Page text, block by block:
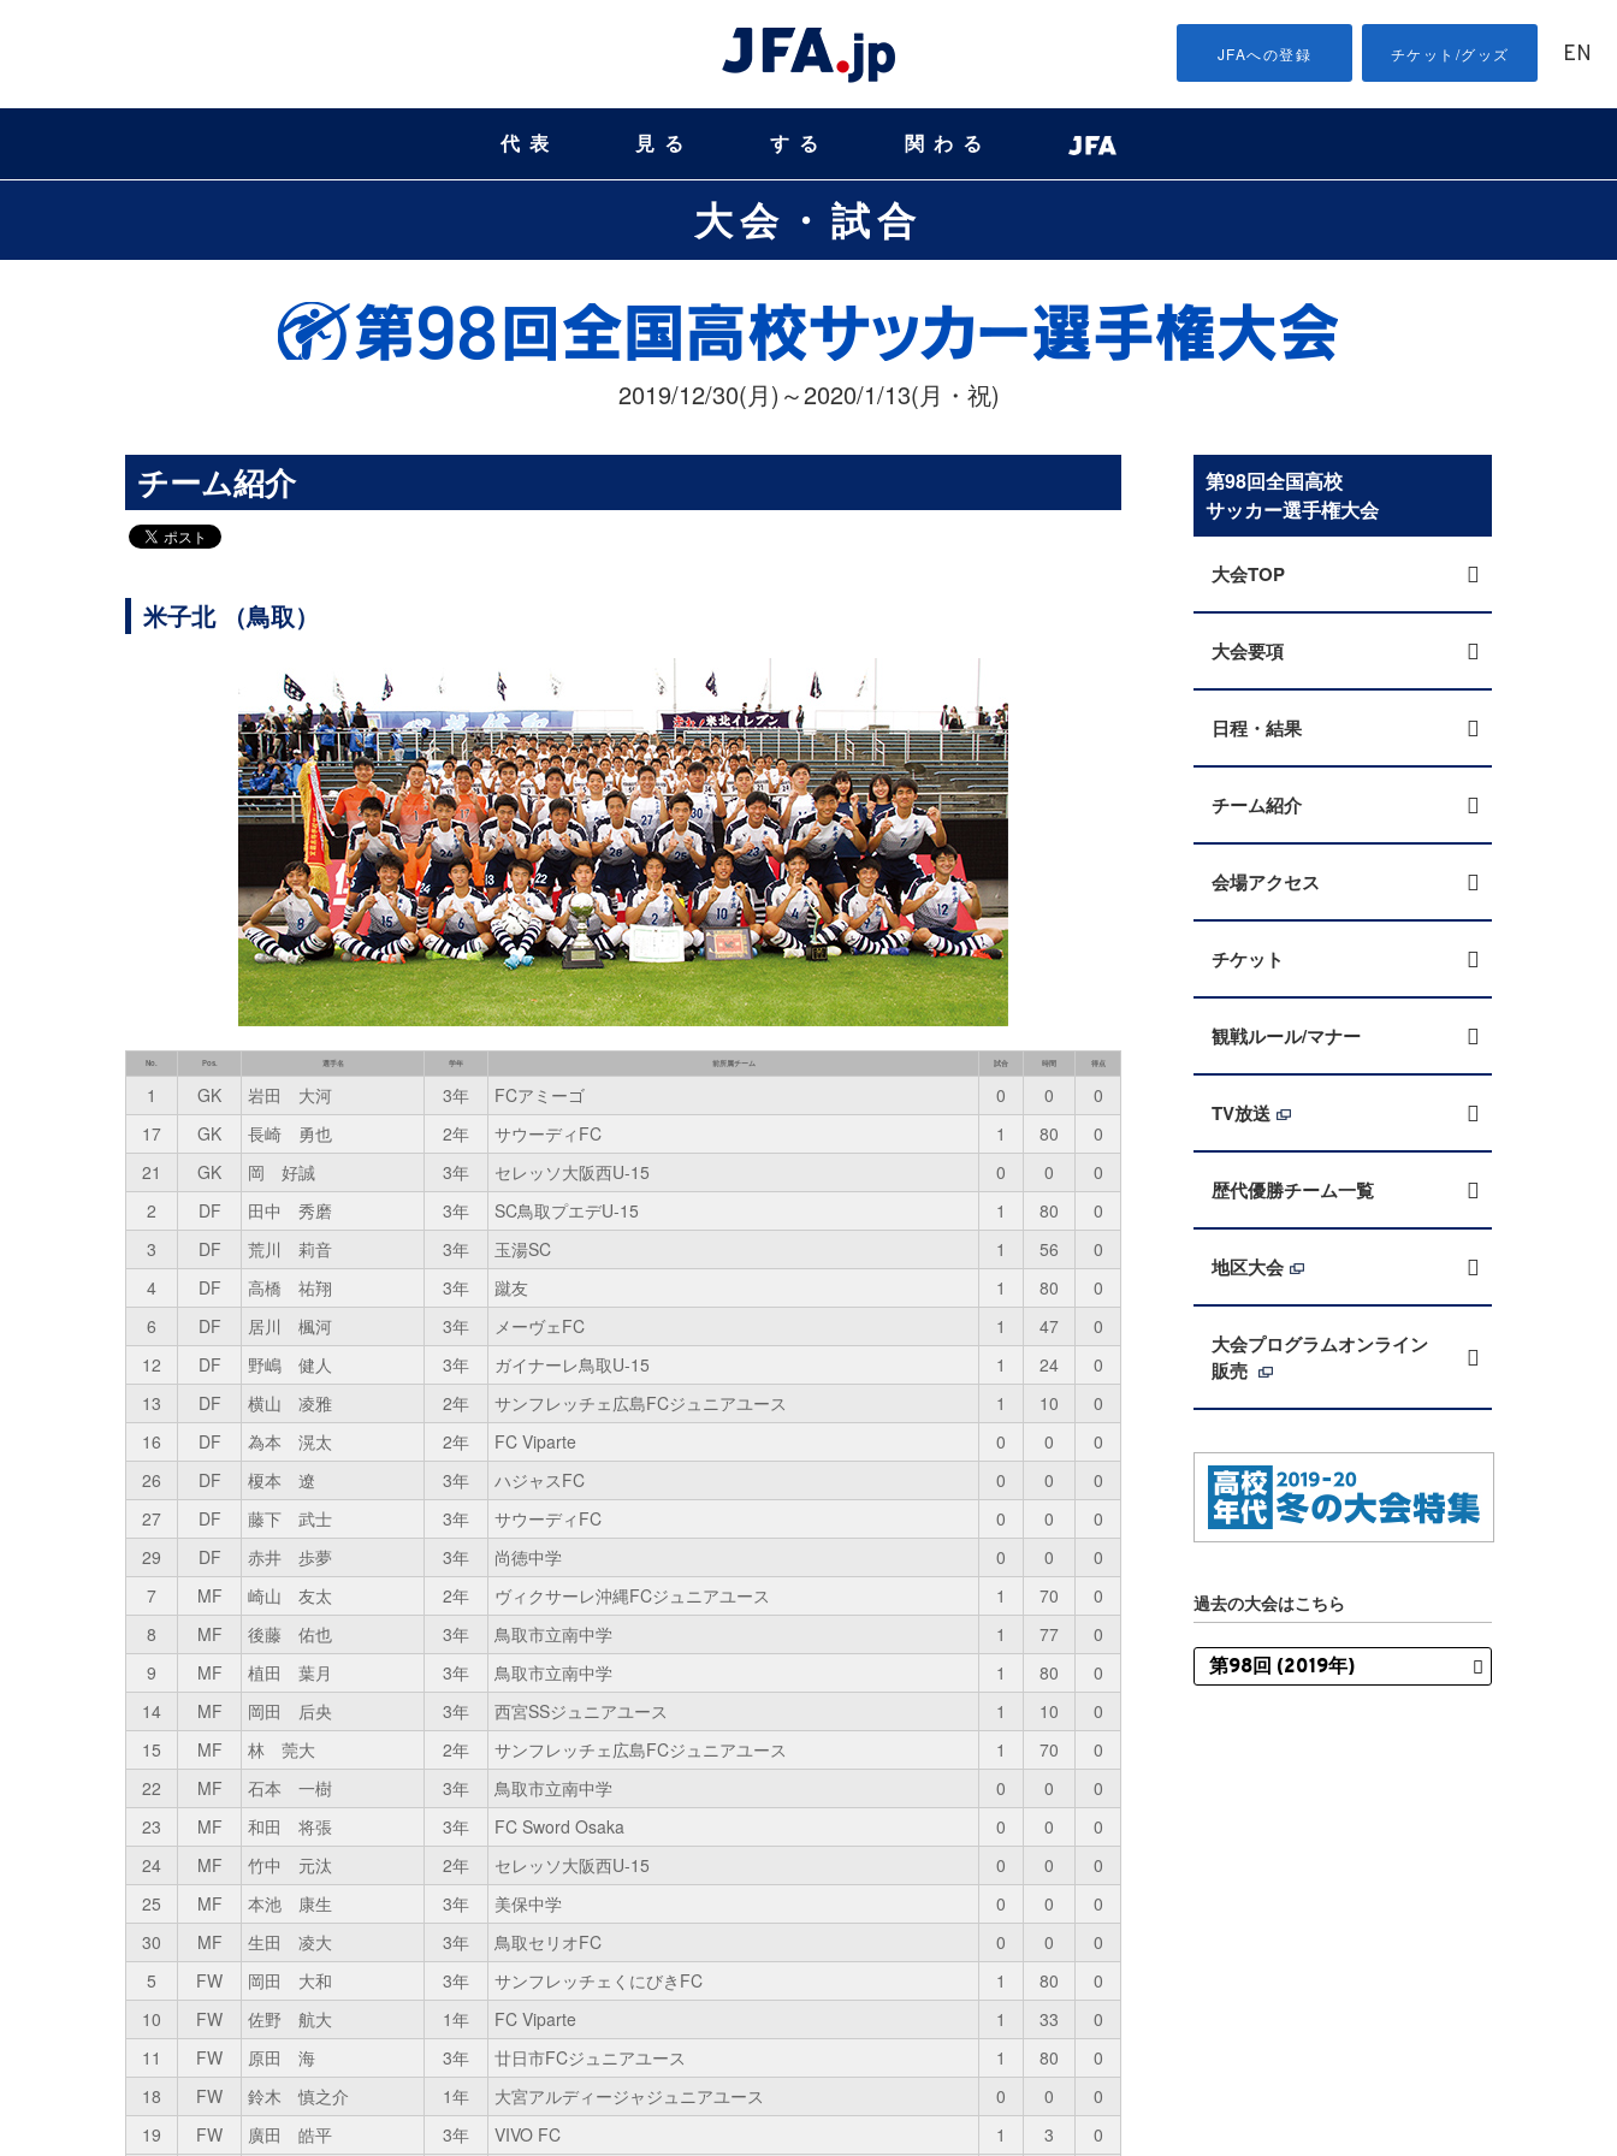
JFAへの登録 チケット/グッズ EN
代表 見る する 関わる
大会・試合
2019/12/30(月)～2020/1/13(月・祝)
チーム紹介
米子北 （鳥取）
No. Pos. 選手名 学年 前所属チーム 試合 時間 得点
1 GK 岩田 大河 3年 FCアミーゴ 0 0
0
17
GK 長崎 勇也 2年 サウーディFC 1 80
0
21
GK 岡 好誠 3年 セレッソ大阪西U-15 0 0
0
2
DF 田中 秀磨 3年 SC鳥取プエデU-15 1 80
0
3
DF 荒川 莉音 3年 玉湯SC 1 56
0
4
DF 高橋 祐翔 3年 蹴友 1 80
0
6
DF 居川 楓河 3年 メーヴェFC 1 47
0
12
DF 野嶋 健人 3年 ガイナーレ鳥取U-15 1 24
0
13
DF 横山 凌雅 2年 サンフレッチェ広島FCジュニアユース 1 10
0
16
DF 為本 滉太 2年 FC Viparte 0 0
0
26
DF 榎本 遼 3年 ハジャスFC 0 0
0
27
DF 藤下 武士 3年 サウーディFC 0 0
0
29
DF 赤井 歩夢 3年 尚徳中学 0 0
0
7
MF 崎山 友太 2年 ヴィクサーレ沖縄FCジュニアユース 1 70
0
8
MF 後藤 佑也 3年 鳥取市立南中学 1 77
0
9
MF 植田 葉月 3年 鳥取市立南中学 1 80
0
14
MF 岡田 后央 3年 西宮SSジュニアユース 1 10
0
15
MF 林 莞大 2年 サンフレッチェ広島FCジュニアユース 1 70
0
22
MF 石本 一樹 3年 鳥取市立南中学 0 0
0
23
MF 和田 将張 3年 FC Sword Osaka 0 0
0
24
MF 竹中 元汰 2年 セレッソ大阪西U-15 0 0
0
25
MF 本池 康生 3年 美保中学 0 0
0
30
MF 生田 凌大 3年 鳥取セリオFC 0 0
0
5
FW 岡田 大和 3年 サンフレッチェくにびきFC 1 80
0
10
FW 佐野 航大 1年 FC Viparte 1 33
0
11
FW 原田 海 3年 廿日市FCジュニアユース 1 80
0
18
FW 鈴木 慎之介 1年 大宮アルディージャジュニアユース 0 0
0
19
FW 廣田 皓平 3年 VIVO FC 1 3 0
第98回全国高校
サッカー選手権大会
大会TOP
大会要項
日程・結果
チーム紹介
会場アクセス
チケット
観戦ルール/マナー
TV放送
歴代優勝チーム一覧
地区大会
大会プログラムオンライン
販売
過去の大会はこちら